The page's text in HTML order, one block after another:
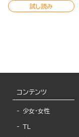
試し読み
コンテンツ
少女・女性
TL